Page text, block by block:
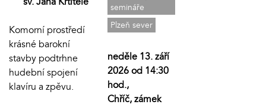
Komorní prostředí
krásné barokní
stavby podtrhne
hudební spojení
klavíru a zpěvu.
semináře
Plzeň sever
neděle 13. září
2026 od 14:30
hod.,
Chříč, zámek